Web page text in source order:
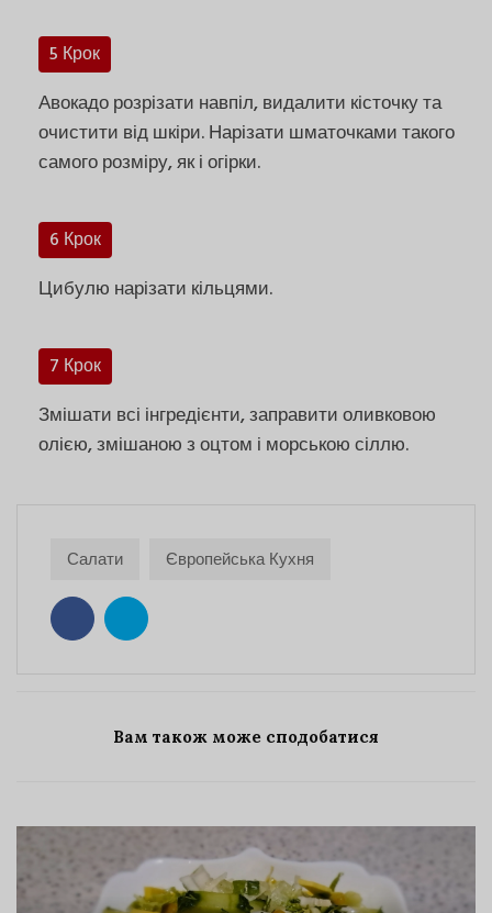
5 Крок
Авокадо розрізати навпіл, видалити кісточку та
очистити від шкіри. Нарізати шматочками такого
самого розміру, як і огірки.
6 Крок
Цибулю нарізати кільцями.
7 Крок
Змішати всі інгредієнти, заправити оливковою
олією, змішаною з оцтом і морською сіллю.
Салати Європейська Кухня
Вам також може сподобатися